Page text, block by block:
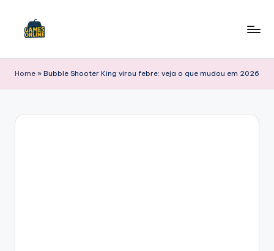
B
Home » Bubble Shooter King virou febre: veja o que mudou em 2026